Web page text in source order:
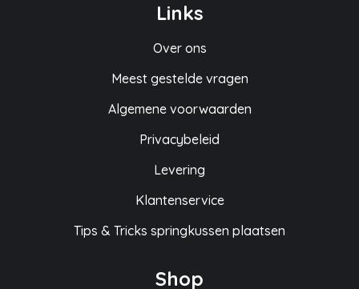
Links
Over ons
Meest gestelde vragen
Algemene voorwaarden
Privacybeleid
Levering
Klantenservice
Tips & Tricks springkussen plaatsen
Shop